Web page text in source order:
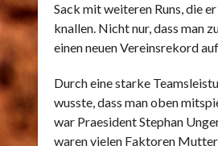
Sack mit weiteren Runs, die
knallen. Nicht nur, dass man
einen neuen Vereinsrekord
Durch eine starke
wusste, dass man oben
war Praesident Stephan
waren vielen Faktoren